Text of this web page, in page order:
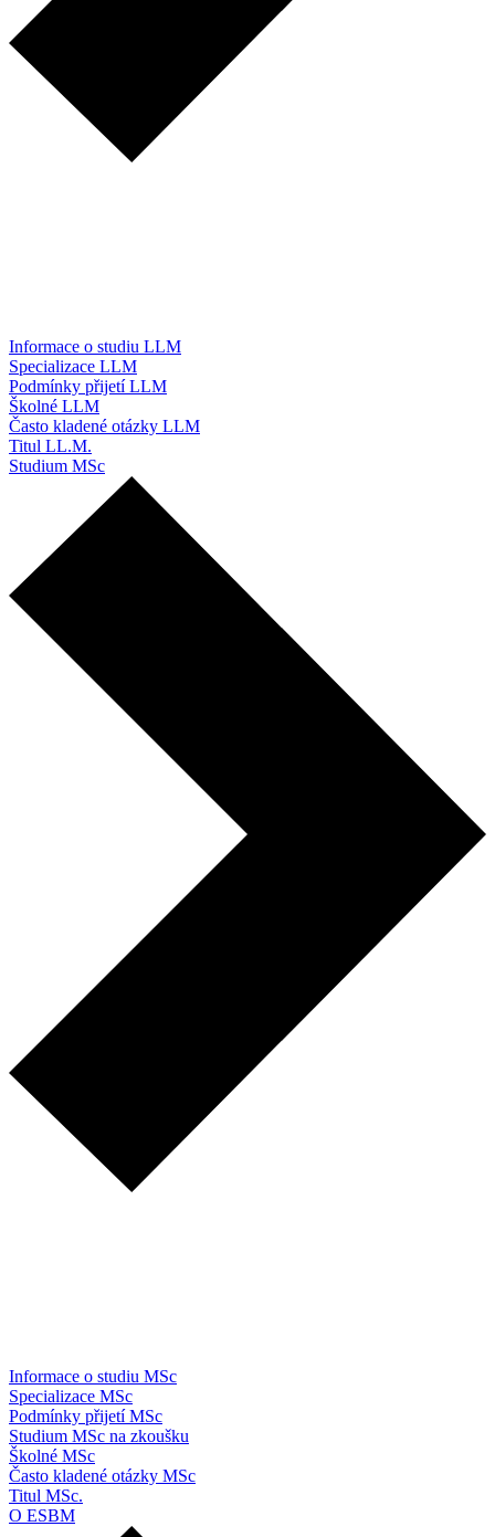
Informace o studiu LLM
Specializace LLM
Podmínky přijetí LLM
Školné LLM
Často kladené otázky LLM
Titul LL.M.
Studium MSc
Informace o studiu MSc
Specializace MSc
Podmínky přijetí MSc
Studium MSc na zkoušku
Školné MSc
Často kladené otázky MSc
Titul MSc.
O ESBM